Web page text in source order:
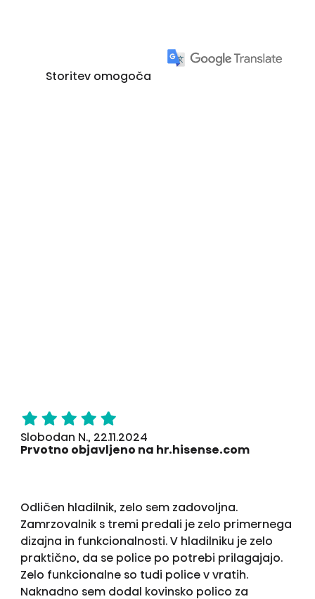
Storitev omogoča
Slobodan N., 22.11.2024
Prvotno objavljeno na hr.hisense.com
Odličen hladilnik, zelo sem zadovoljna.
Zamrzovalnik s tremi predali je zelo primernega
dizajna in funkcionalnosti. V hladilniku je zelo
praktično, da se police po potrebi prilagajajo.
Zelo funkcionalne so tudi police v vratih.
Naknadno sem dodal kovinsko polico za